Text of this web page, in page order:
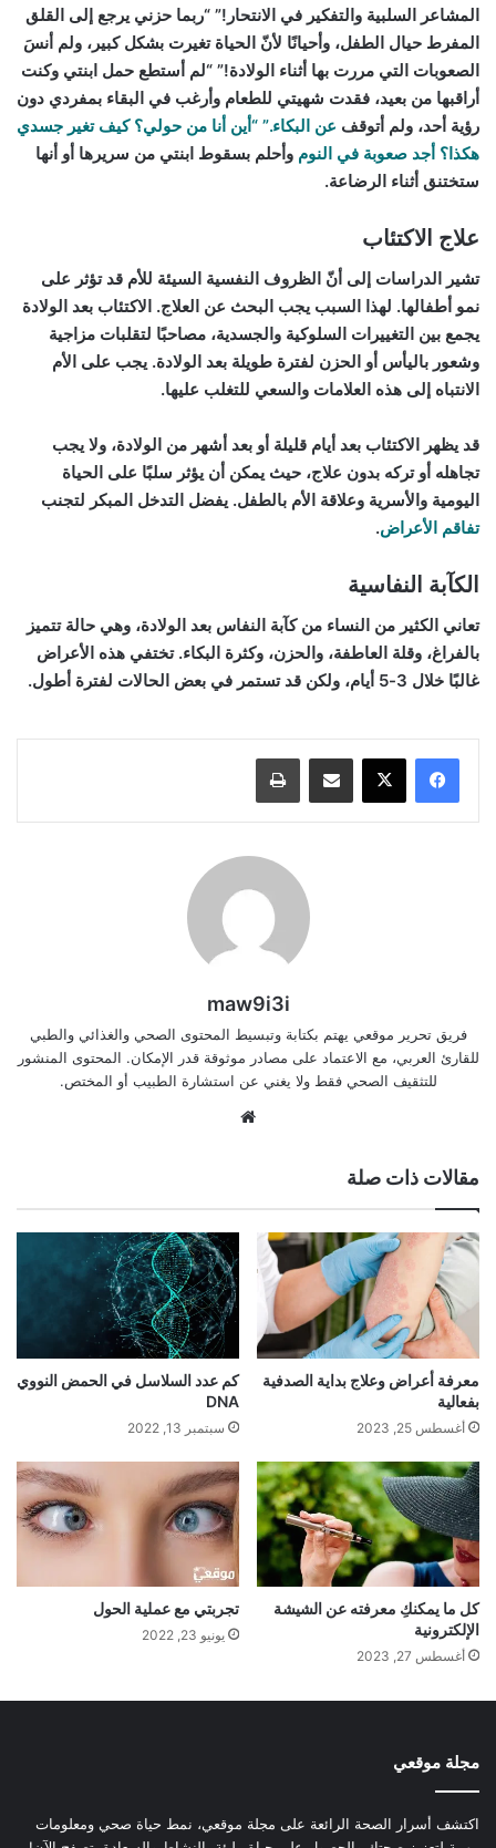
المشاعر السلبية والتفكير في الانتحار!” “ربما حزني يرجع إلى القلق
المفرط حيال الطفل، وأحيانًا لأنّ الحياة تغيرت بشكل كبير، ولم أنسَ
الصعوبات التي مررت بها أثناء الولادة!” “لم أستطع حمل ابنتي وكنت
أراقبها من بعيد، فقدت شهيتي للطعام وأرغب في البقاء بمفردي دون
رؤية أحد، ولم أتوقف عن البكاء.” “أين أنا من حولي؟ كيف تغير جسدي
هكذا؟ أجد صعوبة في النوم وأحلم بسقوط ابنتي من سريرها أو أنها
ستختنق أثناء الرضاعة.
علاج الاكتئاب
تشير الدراسات إلى أنّ الظروف النفسية السيئة للأم قد تؤثر على
نمو أطفالها. لهذا السبب يجب البحث عن العلاج. الاكتئاب بعد الولادة
يجمع بين التغييرات السلوكية والجسدية، مصاحبًا لتقلبات مزاجية
وشعور باليأس أو الحزن لفترة طويلة بعد الولادة. يجب على الأم
الانتباه إلى هذه العلامات والسعي للتغلب عليها.
قد يظهر الاكتئاب بعد أيام قليلة أو بعد أشهر من الولادة، ولا يجب
تجاهله أو تركه بدون علاج، حيث يمكن أن يؤثر سلبًا على الحياة
اليومية والأسرية وعلاقة الأم بالطفل. يفضل التدخل المبكر لتجنب
تفاقم الأعراض.
الكآبة النفاسية
تعاني الكثير من النساء من كآبة النفاس بعد الولادة، وهي حالة تتميز
بالفراغ، وقلة العاطفة، والحزن، وكثرة البكاء. تختفي هذه الأعراض
غالبًا خلال 3-5 أيام، ولكن قد تستمر في بعض الحالات لفترة أطول.
مشاركة عبر البريد طباعة
maw9i3i
فريق تحرير موقعي يهتم بكتابة وتبسيط المحتوى الصحي والغذائي والطبي
للقارئ العربي، مع الاعتماد على مصادر موثوقة قدر الإمكان. المحتوى المنشور
للتثقيف الصحي فقط ولا يغني عن استشارة الطبيب أو المختص.
مقالات ذات صلة
معرفة أعراض وعلاج بداية الصدفية
بفعالية
أغسطس 25, 2023
كم عدد السلاسل في الحمض النووي
DNA
سبتمبر 13, 2022
كل ما يمكنكِ معرفته عن الشيشة
الإلكترونية
أغسطس 27, 2023
تجربتي مع عملية الحول
يونيو 23, 2022
مجلة موقعي
اكتشف أسرار الصحة الرائعة على مجلة موقعي، نمط حياة صحي ومعلومات